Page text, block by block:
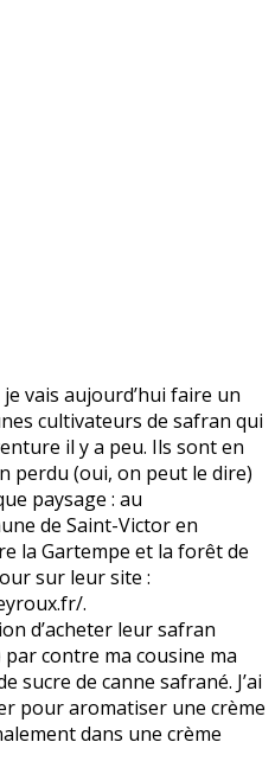
vais aujourd’hui faire un
cultivateurs de safran qui
il y a peu. Ils sont en
perdu (oui, on peut le dire)
paysage : au
de Saint-Victor en
la Gartempe et la forêt de
sur leur site :
.
d’acheter leur safran
contre ma cousine ma
de canne safrané. J’ai
pour aromatiser une crème
dans une crème